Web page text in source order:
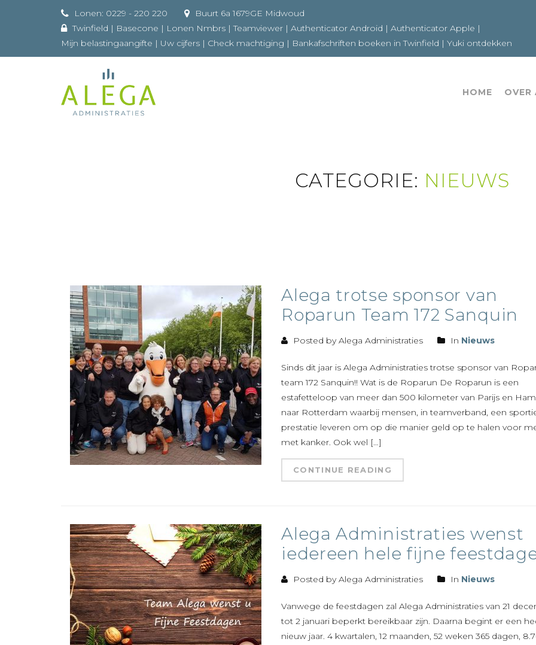
Lonen: 0229 - 220 220
Buurt 6a 1679GE Midwoud
Twinfield | Basecone | Lonen Nmbrs |Teamviewer | Authenticator Android | Authenticator Apple |
Mijn belastingaangifte | Uw cijfers | Check machtiging | Bankafschriften boeken in Twinfield | Yuki ontdekken
HOME OVER
CATEGORIE: NIEUWS
Alega trotse sponsor van
Roparun Team 172 Sanquin
Posted by Alega Administraties In Nieuws
Sinds dit jaar is Alega Administraties trotse sponsor van
team 172 Sanquin!! Wat is de Roparun De Roparun is een
estafetteloop van meer dan 500 kilometer van Parijs en
naar Rotterdam waarbij mensen, in teamverband, een
prestatie leveren om op die manier geld op te halen voor
met kanker. Ook wel […]
CONTINUE READING
Alega Administraties wenst
iedereen hele fijne
Posted by Alega Administraties In Nieuws
Vanwege de feestdagen zal Alega Administraties van 21
tot 2 januari beperkt bereikbaar zijn. Daarna begint er een
nieuw jaar. 4 kwartalen, 12 maanden, 52 weken 365 dagen,